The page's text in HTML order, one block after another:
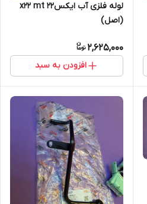
لوله فلزی آب ایکس۲۲ x22 mt
(اصل)
2,625,000
افزودن به سبد